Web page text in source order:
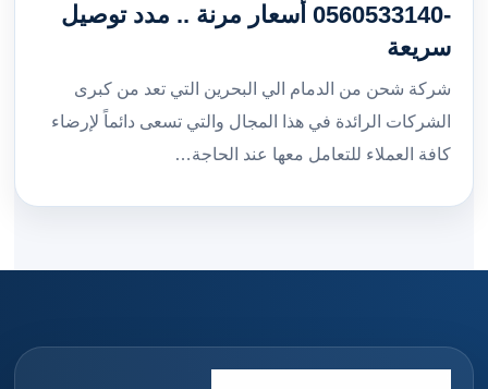
-0560533140 أسعار مرنة .. مدد توصيل
سريعة
شركة شحن من الدمام الي البحرين التي تعد من كبرى
الشركات الرائدة في هذا المجال والتي تسعى دائماً لإرضاء
كافة العملاء للتعامل معها عند الحاجة…